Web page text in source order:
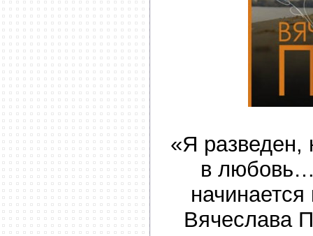
«Я разведен,
в
начинается
Вячеслава